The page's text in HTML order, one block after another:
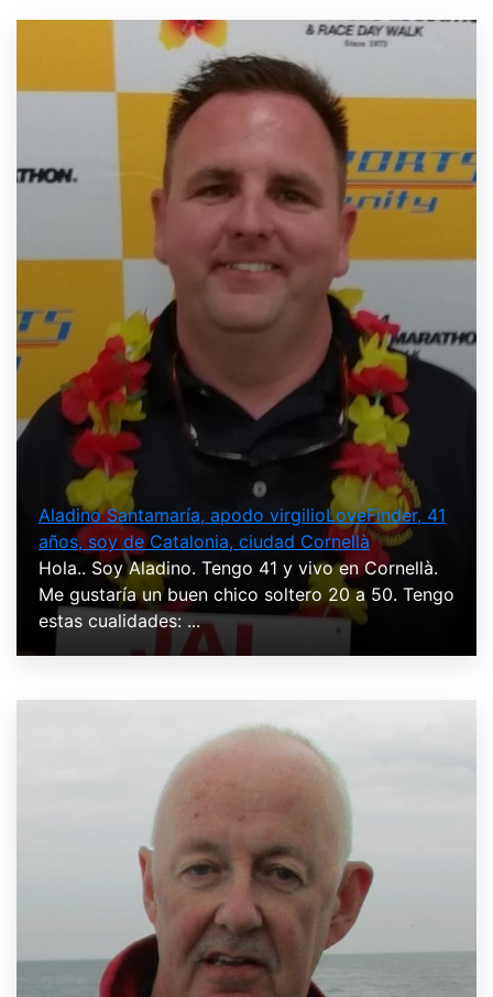
Aladino Santamaría, apodo virgilioLoveFinder, 41
años, soy de Catalonia, ciudad Cornellà
Hola.. Soy Aladino. Tengo 41 y vivo en Cornellà.
Me gustaría un buen chico soltero 20 a 50. Tengo
estas cualidades: ...